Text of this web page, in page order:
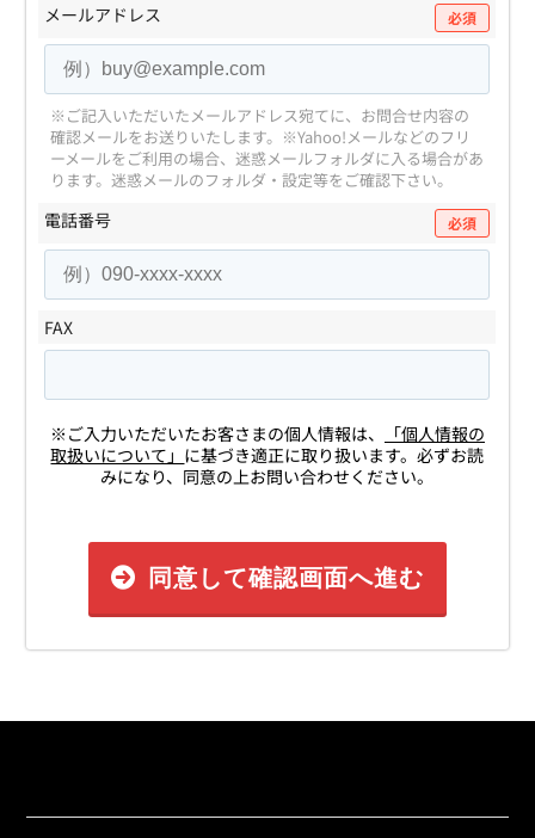
メールアドレス 必須
※ご記入いただいたメールアドレス宛てに、お問合せ内容の
確認メールをお送りいたします。 ※Yahoo!メールなどのフリ
ーメールをご利用の場合、迷惑メールフォルダに入る場合があ
ります。迷惑メールのフォルダ・設定等をご確認下さい。
電話番号 必須
FAX
※ご入力いただいたお客さまの個人情報は、
「個人情報の
取扱いについて」 に基づき適正に取り扱います。必ずお読
みになり、同意の上お問い合わせください。
同意して確認画面へ進む